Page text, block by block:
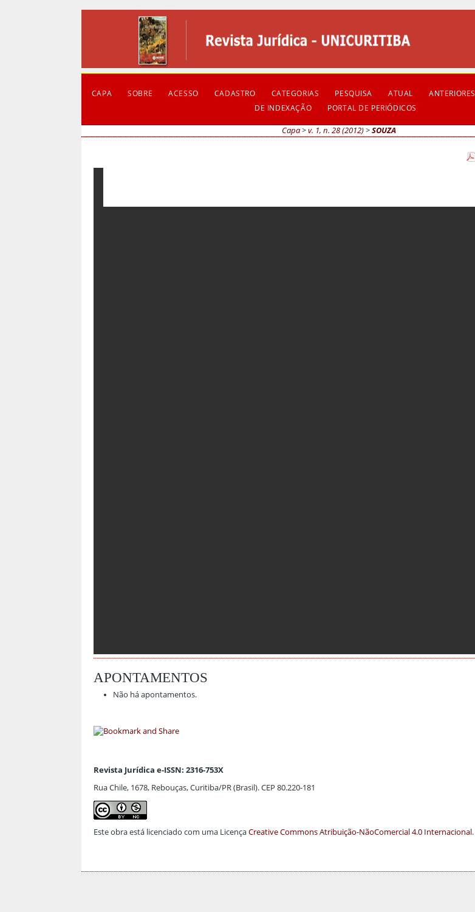
CAPA SOBRE ACESSO CADASTRO CATEGORIAS PESQUISA ATUAL ANTERIORES
DE INDEXAÇÃO
PORTAL DE PERIÓDICOS
Capa>v. 1, n. 28 (2012)>SOUZA
APONTAMENTOS
Não há apontamentos.
Revista Jurídica e-ISSN: 2316-753X
Rua Chile, 1678, Rebouças, Curitiba/PR (Brasil). CEP 80.220-181
Este obra está licenciado com uma LicençaCreative Commons Atribuição-NãoComercial 4.0 Internacional.